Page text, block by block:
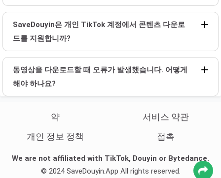
SaveDouyin은 개인 TikTok 계정에서 콘텐츠 다운로
드를 지원합니까?
동영상을 다운로드할 때 오류가 발생했습니다. 어떻게
해야 하나요?
약
서비스 약관
개인 정보 정책
접촉
We are not affiliated with TikTok, Douyin or Bytedance.
© 2024 SaveDouyin.App All rights reserved.